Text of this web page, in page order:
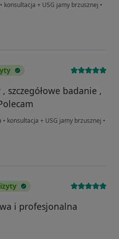
• konsultacja + USG jamy brzusznej •
szczegółowe badanie ,
• konsultacja + USG jamy brzusznej •
i profesjonalna